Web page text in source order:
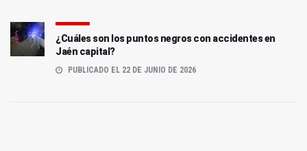
¿Cuáles son los puntos negros con accidentes en
Jaén capital?
PUBLICADO EL 22 DE JUNIO DE 2026